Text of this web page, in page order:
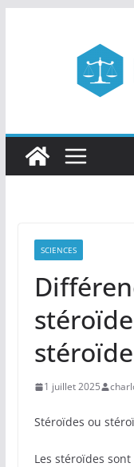
SCIENCES
1 juillet 2025
Stéroïdes ou
Les stéroïdes